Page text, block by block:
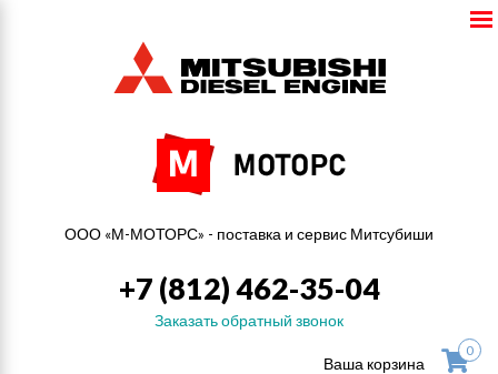
ООО «М-МОТОРС» - поставка и сервис Митсубиши
+7 (812) 462-35-04
Заказать обратный звонок
Ваша корзина
0